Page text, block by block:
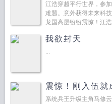
江浩穿越平行世界，参
难题。意外获得未来科
龙国高层纷纷震惊！江
管...
我欲封天
...
震惊！刚入伍就
系统兵王升级主角马修